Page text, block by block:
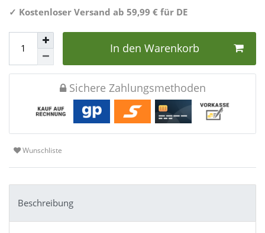
✓ Kostenloser Versand ab 59,99 € für DE
In den Warenkorb
Sichere Zahlungsmethoden
Wunschliste
Beschreibung